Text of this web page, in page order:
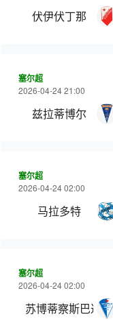
伏伊伏丁那
塞尔超
2026-04-24 21:00
兹拉蒂博尔
塞尔超
2026-04-24 02:00
马拉多特
塞尔超
2026-04-24 02:00
苏博蒂察斯巴达克